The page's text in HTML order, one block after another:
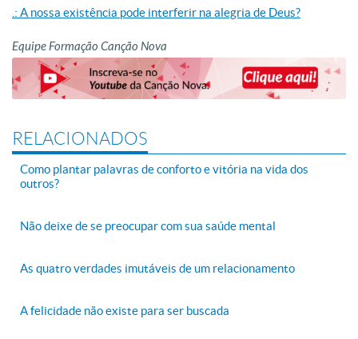
.: A nossa existência pode interferir na alegria de Deus?
Equipe Formação Canção Nova
RELACIONADOS
Como plantar palavras de conforto e vitória na vida dos
outros?
Não deixe de se preocupar com sua saúde mental
As quatro verdades imutáveis de um relacionamento
A felicidade não existe para ser buscada